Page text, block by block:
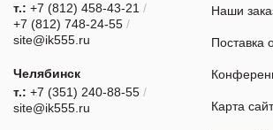
т.: +7 (812) 458-43-21 /
+7 (812) 748-24-55 /
site@ik555.ru
Челябинск
т.: +7 (351) 240-88-55 /
site@ik555.ru
Наши
Поставка
Карта